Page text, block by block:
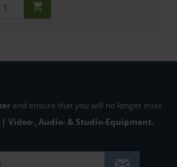
and ensure that you will no longer miss
Video-, Audio- & Studio-Equipment.